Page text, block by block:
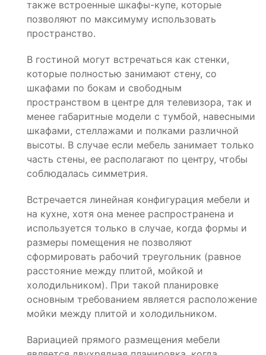
также встроенные шкафы-купе, которые
позволяют по максимуму использовать
пространство.
В гостиной могут встречаться как стенки,
которые полностью занимают стену, со
шкафами по бокам и свободным
пространством в центре для телевизора, так и
менее габаритные модели с тумбой, навесными
шкафами, стеллажами и полками различной
высоты. В случае если мебель занимает только
часть стены, ее располагают по центру, чтобы
соблюдалась симметрия.
Встречается линейная конфигурация мебели и
на кухне, хотя она менее распространена и
используется только в случае, когда формы и
размеры помещения не позволяют
сформировать рабочий треугольник (равное
расстояние между плитой, мойкой и
холодильником). При такой планировке
основным требованием является расположение
мойки между плитой и холодильником.
Вариацией прямого размещения мебели